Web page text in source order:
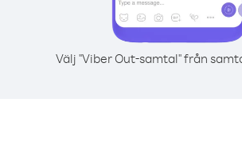
Välj "Viber Out-samtal" från